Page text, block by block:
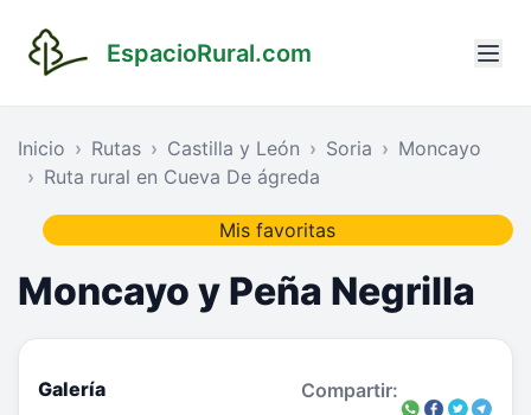
EspacioRural.com
Inicio Rutas Castilla y León Soria
Moncayo
Ruta rural en Cueva De ágreda
Mis favoritas
Moncayo y Peña Negrilla
Galería Compartir: